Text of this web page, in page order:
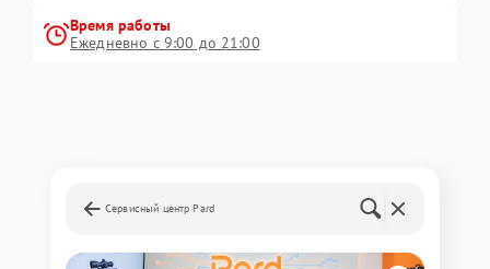
Время работы
Ежедневно с 9:00 до 21:00
Сервисный центр Pard